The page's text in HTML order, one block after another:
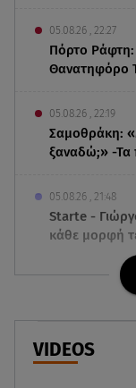
05.08.26 , 22:27
Πόρτο Ράφτη:
Θανατηφόρο
05.08.26 , 22:19
Σαμοθράκη:
ξαναδώ;» -Τα
05.08.26 , 21:48
Starte -
κάθε μορφή
05.08.26 , 21:41
«Στην κόψη
Ιράν
05.08.26 , 21:22
VIDEOS